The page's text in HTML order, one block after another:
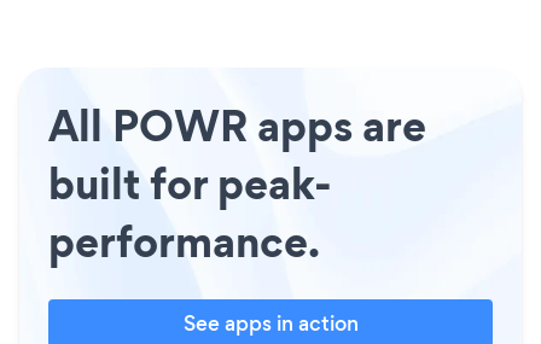
All POWR apps are
built for peak-
performance.
See apps in action